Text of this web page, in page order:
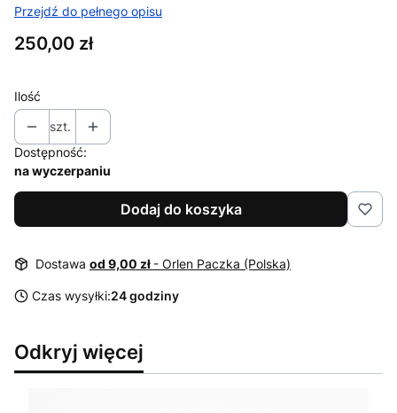
Przejdź do pełnego opisu
Cena
250,00 zł
Ilość
szt.
Dostępność:
na wyczerpaniu
Dodaj do koszyka
Dostawa od 9,00 zł - Orlen Paczka (Polska)
Czas wysyłki:24 godziny
Odkryj więcej